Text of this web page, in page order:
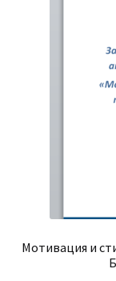
Мотивация и